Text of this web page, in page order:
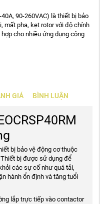
40A, 90-260VAC) là thiết bị bảo
mất pha, kẹt rotor với độ chính
cho nhiều ứng dụng công
GIÁ BÌNH LUẬN
bị bảo vệ động cơ thuộc
bị được sử dụng để
các sự cố như quá tải,
hành ổn định và tăng tuổi
lắp trực tiếp vào contactor